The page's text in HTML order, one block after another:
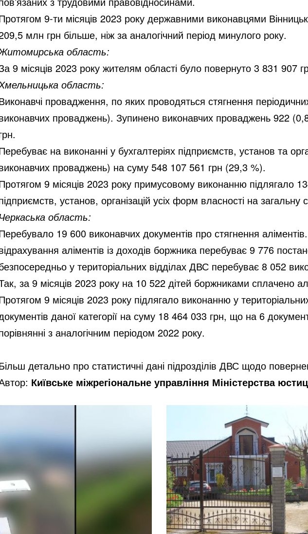
9-ти місяців 2023 року державними виконавцями
млн грн більше, ніж за аналогічний період минулого року.
область:
9 місяців 2023 року жителям області було повернуто 3 831 907
область:
провадження, по яких проводяться стягнення
проваджень). Зупинено виконавчих проваджень 922
на виконанні у бухгалтеріях підприємств, установ та
проваджень) на суму 548 107 561 грн (29,3 %).
9 місяців 2023 року примусовому виконанню підлягало
установ, організацій усіх форм власності на
область:
19 600 виконавчих документів про стягнення
аліментів із доходів боржника перебуває 9 776
у територіальних відділах ДВС перебуває 8 052
за 9 місяців 2023 року на 10 522 дітей боржниками сплачено
9 місяців 2023 року підлягало виконанню у
даної категорії на суму 18 464 033 грн, що на 6
з аналогічним періодом 2022 року.
детально про статистичні дані підрозділів ДВС щодо
Київське міжрегіональне управління Міністерства